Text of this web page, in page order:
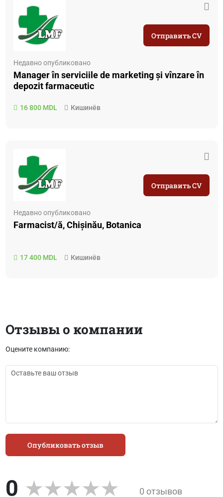
Недавно опубликовано
Manager în serviciile de marketing și vînzare în
depozit farmaceutic
16 800 MDL Кишинёв
Отправить CV
Недавно опубликовано
Farmacist/ă, Chișinău, Botanica
17 400 MDL Кишинёв
Отправить CV
Отзывы о компании
Оцените компанию:
Опубликовать отзыв
0 0 отзывов